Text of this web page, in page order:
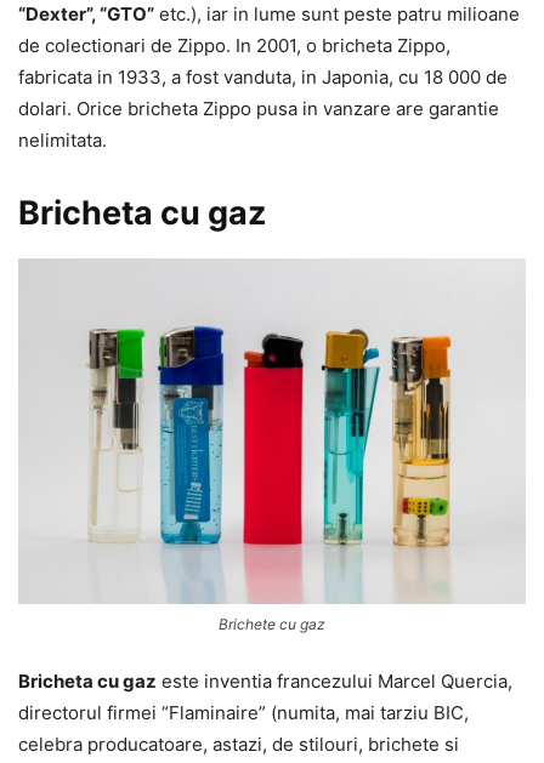
“Dexter”, “GTO” etc.), iar in lume sunt peste patru milioane
de colectionari de Zippo. In 2001, o bricheta Zippo,
fabricata in 1933, a fost vanduta, in Japonia, cu 18 000 de
dolari. Orice bricheta Zippo pusa in vanzare are garantie
nelimitata.
Bricheta cu gaz
Brichete cu gaz
Bricheta cu gaz este inventia francezului Marcel Quercia,
directorul firmei “Flaminaire” (numita, mai tarziu BIC,
celebra producatoare, astazi, de stilouri, brichete si